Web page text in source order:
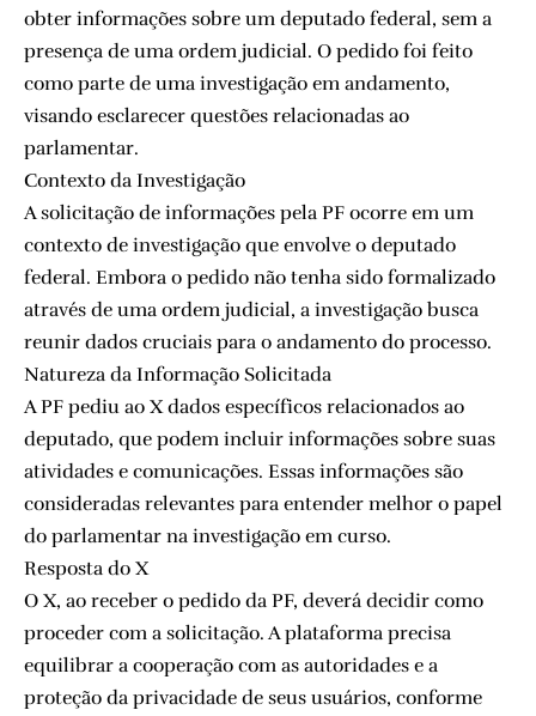
obter informações sobre um deputado federal, sem a
presença de uma ordem judicial. O pedido foi feito
como parte de uma investigação em andamento,
visando esclarecer questões relacionadas ao
parlamentar.
Contexto da Investigação
A solicitação de informações pela PF ocorre em um
contexto de investigação que envolve o deputado
federal. Embora o pedido não tenha sido formalizado
através de uma ordem judicial, a investigação busca
reunir dados cruciais para o andamento do processo.
Natureza da Informação Solicitada
A PF pediu ao X dados específicos relacionados ao
deputado, que podem incluir informações sobre suas
atividades e comunicações. Essas informações são
consideradas relevantes para entender melhor o papel
do parlamentar na investigação em curso.
Resposta do X
O X, ao receber o pedido da PF, deverá decidir como
proceder com a solicitação. A plataforma precisa
equilibrar a cooperação com as autoridades e a
proteção da privacidade de seus usuários, conforme